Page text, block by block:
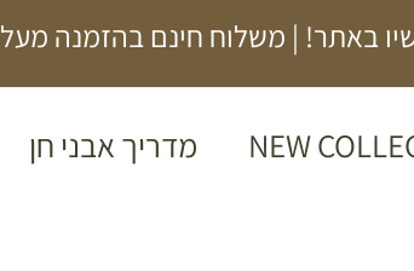
באתר! | משלוח חינם בהזמנה מעל 500₪
NEW מדריך אבני חן